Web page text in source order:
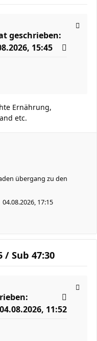
geschrieben:
15:45
Ernährung,
etc.
übergang zu den
04.08.2026, 17:15
/ Sub 47:30
04.08.2026, 11:52